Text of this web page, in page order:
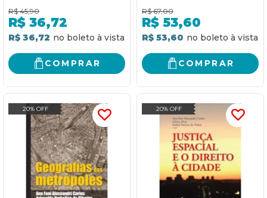
R$ 45,90
R$ 36,72
R$ 36,72
COMPRAR
R$ 67,00
R$ 53,60
R$ 53,60
COMPRAR
20% OFF 20% OFF